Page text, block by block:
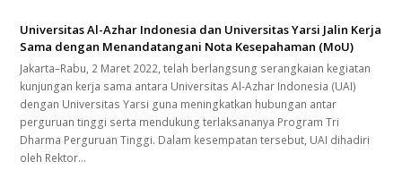
Universitas Al-Azhar Indonesia dan Universitas Yarsi Jalin Kerja
Sama dengan Menandatangani Nota Kesepahaman (MoU)
Jakarta–Rabu, 2 Maret 2022, telah berlangsung serangkaian kegiatan
kunjungan kerja sama antara Universitas Al-Azhar Indonesia (UAI)
dengan Universitas Yarsi guna meningkatkan hubungan antar
perguruan tinggi serta mendukung terlaksananya Program Tri
Dharma Perguruan Tinggi. Dalam kesempatan tersebut, UAI dihadiri
oleh Rektor…